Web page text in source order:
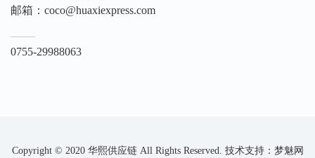
邮箱：coco@huaxiexpress.com
0755-29988063
Copyright © 2020 华熙供应链 All Rights Reserved. 技术支持：梦魅网